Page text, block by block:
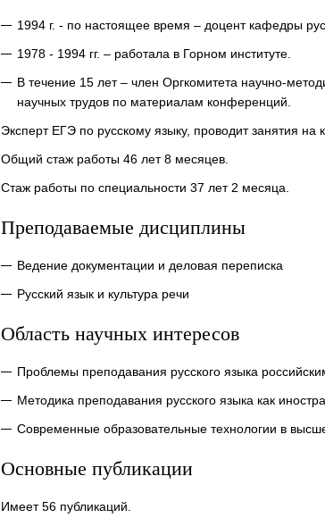
1994 г. - по настоящее время – доцент кафедры
1978 - 1994 гг. – работала в Горном институте.
В течение 15 лет – член Оргкомитета научно-
научных трудов по материалам конференций.
Эксперт ЕГЭ по русскому языку, проводит занятия на
Общий стаж работы 46 лет 8 месяцев.
Стаж работы по специальности 37 лет 2 месяца.
Преподаваемые дисциплины
Ведение документации и деловая переписка
Русский язык и культура речи
Область научных интересов
Проблемы преподавания русского языка
Методика преподавания русского языка как
Современные образовательные технологии в
Основные публикации
Имеет 56 публикаций.